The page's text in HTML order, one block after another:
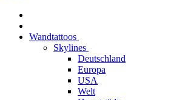
Wandtattoos
Skylines
Deutschland
Europa
USA
Welt